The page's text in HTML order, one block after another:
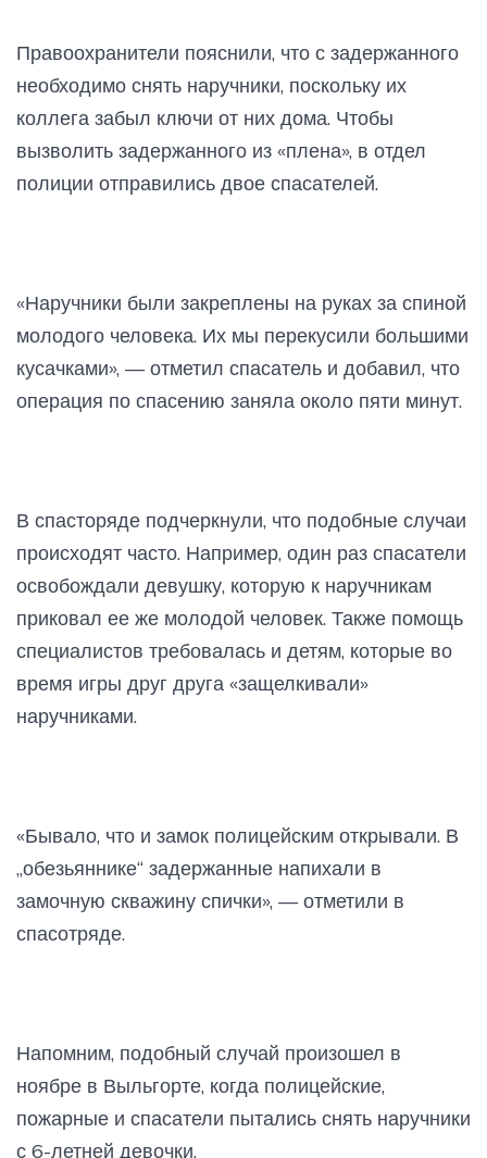
Правоохранители пояснили, что с задержанного
необходимо снять наручники, поскольку их
коллега забыл ключи от них дома. Чтобы
вызволить задержанного из «плена», в отдел
полиции отправились двое спасателей.
«Наручники были закреплены на руках за спиной
молодого человека. Их мы перекусили большими
кусачками», — отметил спасатель и добавил, что
операция по спасению заняла около пяти минут.
В спасторяде подчеркнули, что подобные случаи
происходят часто. Например, один раз спасатели
освобождали девушку, которую к наручникам
приковал ее же молодой человек. Также помощь
специалистов требовалась и детям, которые во
время игры друг друга «защелкивали»
наручниками.
«Бывало, что и замок полицейским открывали. В
„обезьяннике“ задержанные напихали в
замочную скважину спички», — отметили в
спасотряде.
Напомним, подобный случай произошел в
ноябре в Выльгорте, когда полицейские,
пожарные и спасатели пытались снять наручники
с 6-летней девочки.